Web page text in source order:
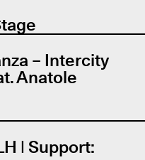
– Intercity
Anatole
| Support: